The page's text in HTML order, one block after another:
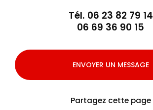
Tél. 06 23 82 79 14
06 69 36 90 15
ENVOYER UN MESSAGE
Partagez cette page